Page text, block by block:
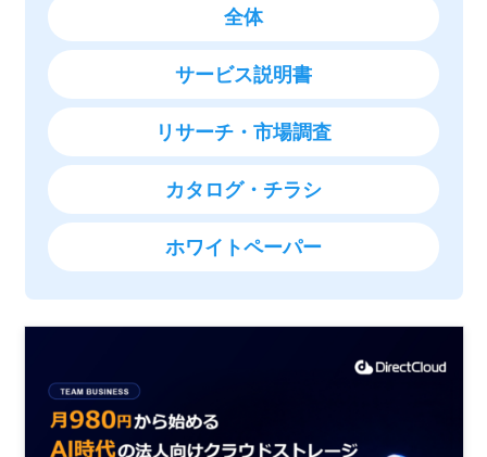
全体
サービス説明書
リサーチ・市場調査
カタログ・チラシ
ホワイトペーパー